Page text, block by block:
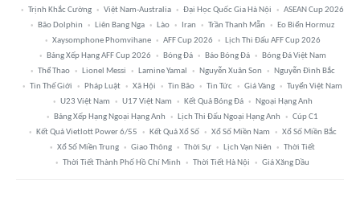
Trịnh Khắc Cường
Việt Nam-Australia Đại Học Quốc Gia Hà Nội
ASEAN Cup 2026
Bão Dolphin
Liên Bang Nga Lào Iran Trần Thanh Mẫn
Eo Biển Hormuz
Xaysomphone Phomvihane
AFF Cup 2026
Lịch Thi Đấu AFF Cup 2026
Bảng Xếp Hạng AFF Cup 2026
Bóng Đá Báo Bóng Đá
Bóng Đá Việt Nam
Thể Thao
Lionel Messi Lamine Yamal Nguyễn Xuân Son
Nguyễn Đình Bắc
Tin Thế Giới
Pháp Luật Xã Hội Tin Bão Tin Tức Giá Vàng
Tuyển Việt Nam
U23 Việt Nam
U17 Việt Nam Kết Quả Bóng Đá
Ngoại Hạng Anh
Bảng Xếp Hạng Ngoại Hạng Anh
Lịch Thi Đấu Ngoại Hạng Anh
Cúp C1
Kết Quả Vietlott Power 6/55
Kết Quả Xổ Số Xổ Số Miền Nam
Xổ Số Miền Bắc
Xổ Số Miền Trung
Giao Thông Thời Sự Lịch Vạn Niên
Thời Tiết
Thời Tiết Thành Phố Hồ Chí Minh
Thời Tiết Hà Nội Giá Xăng Dầu